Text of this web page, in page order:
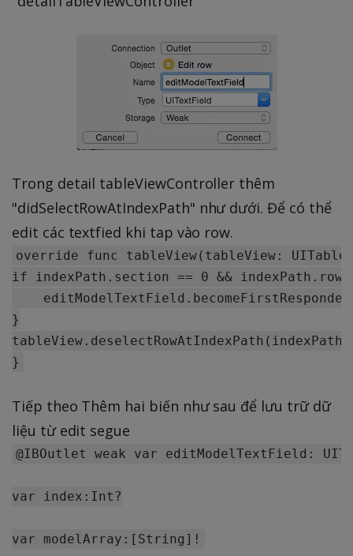
Trong detail tableViewController thêm
"didSelectRowAtIndexPath" như dưới. Để có thể
edit các textfied khi tap vào row.
override func tableView(tableView:
if indexPath.section == 0 && indexPath.row
}
Tiếp theo Thêm hai biến như sau để lưu trữ dữ
liệu từ edit segue
@IBOutlet weak var editModelTextField:
var index:Int?